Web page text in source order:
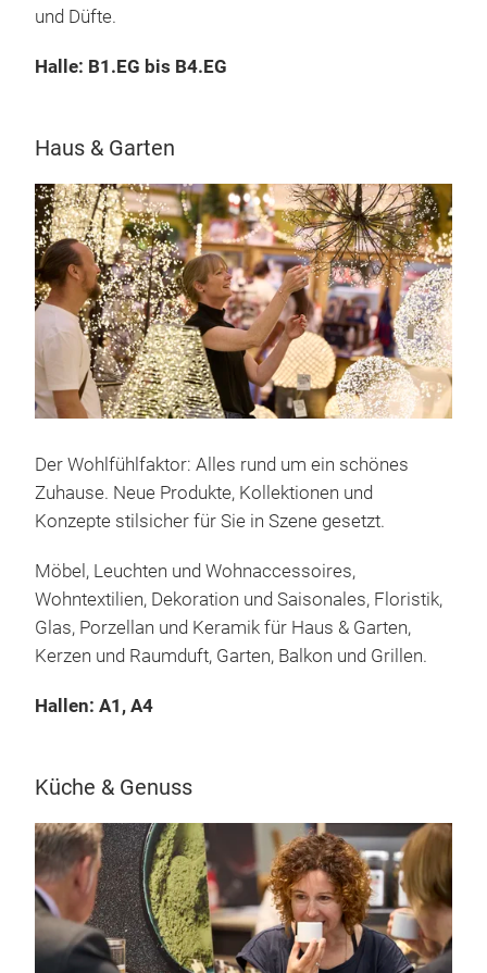
und Düfte.
Halle: B1.EG bis B4.EG
Haus & Garten
Der Wohlfühlfaktor: Alles rund um ein schönes
Zuhause. Neue Produkte, Kollektionen und
Konzepte stilsicher für Sie in Szene gesetzt.
Möbel, Leuchten und Wohnaccessoires,
Wohntextilien, Dekoration und Saisonales, Floristik,
Glas, Porzellan und Keramik für Haus & Garten,
Kerzen und Raumduft, Garten, Balkon und Grillen.
Hallen: A1, A4
Küche & Genuss